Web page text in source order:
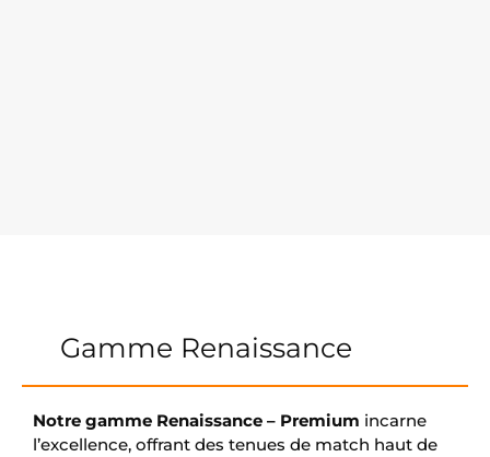
Gamme Renaissance
Notre gamme Renaissance – Premium incarne
l’excellence, offrant des tenues de match haut de